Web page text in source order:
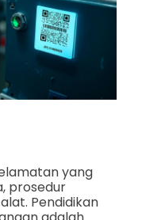
yang
prosedur
Pendidikan